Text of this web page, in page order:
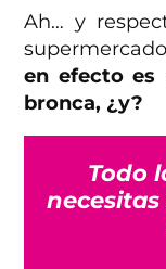
Ah… y
en efecto es
bronca, ¿y?
Todo